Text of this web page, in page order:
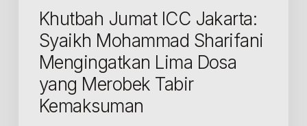
Khutbah Jumat ICC Jakarta:
Syaikh Mohammad Sharifani
Mengingatkan Lima Dosa
yang Merobek Tabir
Kemaksuman